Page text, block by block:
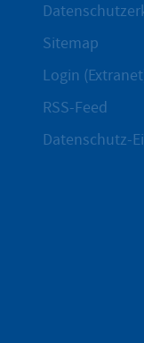
Sitemap
Login
RSS-Feed
Datenschutz-